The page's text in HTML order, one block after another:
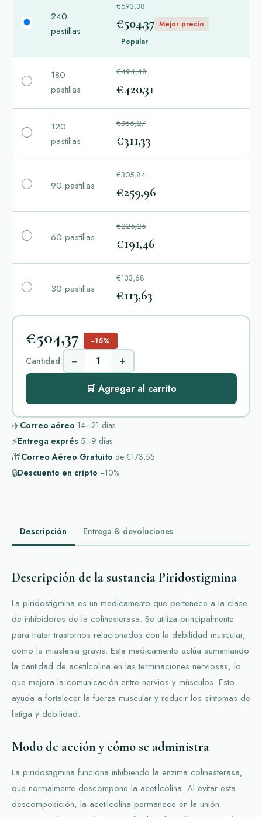
240
pastillas
€593,38
€504,37 Mejor precio
Popular
180
pastillas
€494,48
€420,31
120
pastillas
€366,27
€311,33
90 pastillas
€305,84
€259,96
60 pastillas
€225,25
€191,46
30 pastillas
€133,68
€113,63
€504,37 −15%
Cantidad: − +
🛒 Agregar al carrito
✈️Correo aéreo 14–21 días
⚡Entrega exprés 5–9 días
🎁Correo Aéreo Gratuito de €173,55
🔒Descuento en cripto −10%
Descripción Entrega & devoluciones
Descripción de la sustancia Piridostigmina
La piridostigmina es un medicamento que pertenece a la clase
de inhibidores de la colinesterasa. Se utiliza principalmente
para tratar trastornos relacionados con la debilidad muscular,
como la miastenia gravis. Este medicamento actúa aumentando
la cantidad de acetilcolina en las terminaciones nerviosas, lo
que mejora la comunicación entre nervios y músculos. Esto
ayuda a fortalecer la fuerza muscular y reducir los síntomas de
fatiga y debilidad.
Modo de acción y cómo se administra
La piridostigmina funciona inhibiendo la enzima colinesterasa,
que normalmente descompone la acetilcolina. Al evitar esta
descomposición, la acetilcolina permanece en la unión